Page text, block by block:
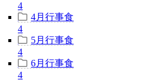
4
4月行事食
4
5月行事食
4
6月行事食
4